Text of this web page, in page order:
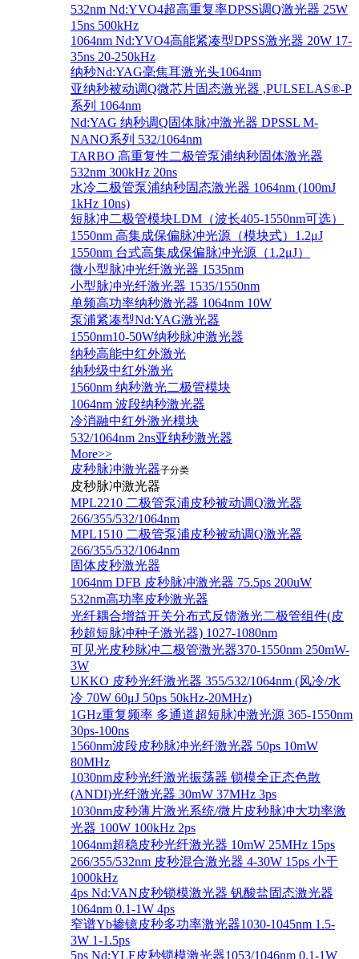
532nm Nd:YVO4超高重复率DPSS调Q激光器 25W
15ns 500kHz
1064nm Nd:YVO4高能紧凑型DPSS激光器 20W 17-
35ns 20-250kHz
纳秒Nd:YAG毫焦耳激光头1064nm
亚纳秒被动调Q微芯片固态激光器 ,PULSELAS®-P
系列 1064nm
Nd:YAG 纳秒调Q固体脉冲激光器 DPSSL M-
NANO系列 532/1064nm
TARBO 高重复性二极管泵浦纳秒固体激光器
532nm 300kHz 20ns
水冷二极管泵浦纳秒固态激光器 1064nm (100mJ
1kHz 10ns)
短脉冲二极管模块LDM（波长405-1550nm可选）
1550nm 高集成保偏脉冲光源（模块式）1.2μJ
1550nm 台式高集成保偏脉冲光源（1.2μJ）
微小型脉冲光纤激光器 1535nm
小型脉冲光纤激光器 1535/1550nm
单频高功率纳秒激光器 1064nm 10W
泵浦紧凑型Nd:YAG激光器
1550nm10-50W纳秒脉冲激光器
纳秒高能中红外激光
纳秒级中红外激光
1560nm 纳秒激光二极管模块
1064nm 波段纳秒激光器
冷消融中红外激光模块
532/1064nm 2ns亚纳秒激光器
More>>
皮秒脉冲激光器子分类
皮秒脉冲激光器
​MPL2210 二极管泵浦皮秒被动调Q激光器
266/355/532/1064nm
MPL1510 二极管泵浦皮秒被动调Q激光器
266/355/532/1064nm
固体皮秒激光器
1064nm DFB 皮秒脉冲激光器 75.5ps 200uW
532nm高功率皮秒激光器
光纤耦合增益开关分布式反馈激光二极管组件(皮
秒超短脉冲种子激光器) 1027-1080nm
可见光皮秒脉冲二极管激光器370-1550nm 250mW-
3W
UKKO 皮秒光纤激光器 355/532/1064nm (风冷/水
冷 70W 60μJ 50ps 50kHz-20MHz)
1GHz重复频率 多通道超短脉冲激光源 365-1550nm
30ps-100ns
1560nm波段皮秒脉冲光纤激光器 50ps 10mW
80MHz
1030nm皮秒光纤激光振荡器 锁模全正态色散
(ANDI)光纤激光器 30mW 37MHz 3ps
1030nm皮秒薄片激光系统/微片皮秒脉冲大功率激
光器 100W 100kHz 2ps
1064nm超稳皮秒光纤激光器 10mW 25MHz 15ps
266/355/532nm 皮秒混合激光器 4-30W 15ps 小于
1000kHz
4ps Nd:VAN皮秒锁模激光器 钒酸盐固态激光器
1064nm 0.1-1W 4ps
窄谱Yb掺镱皮秒多功率激光器1030-1045nm 1.5-
3W 1-1.5ps
5ps Nd:YLF皮秒锁模激光器1053/1046nm 0.1-1W